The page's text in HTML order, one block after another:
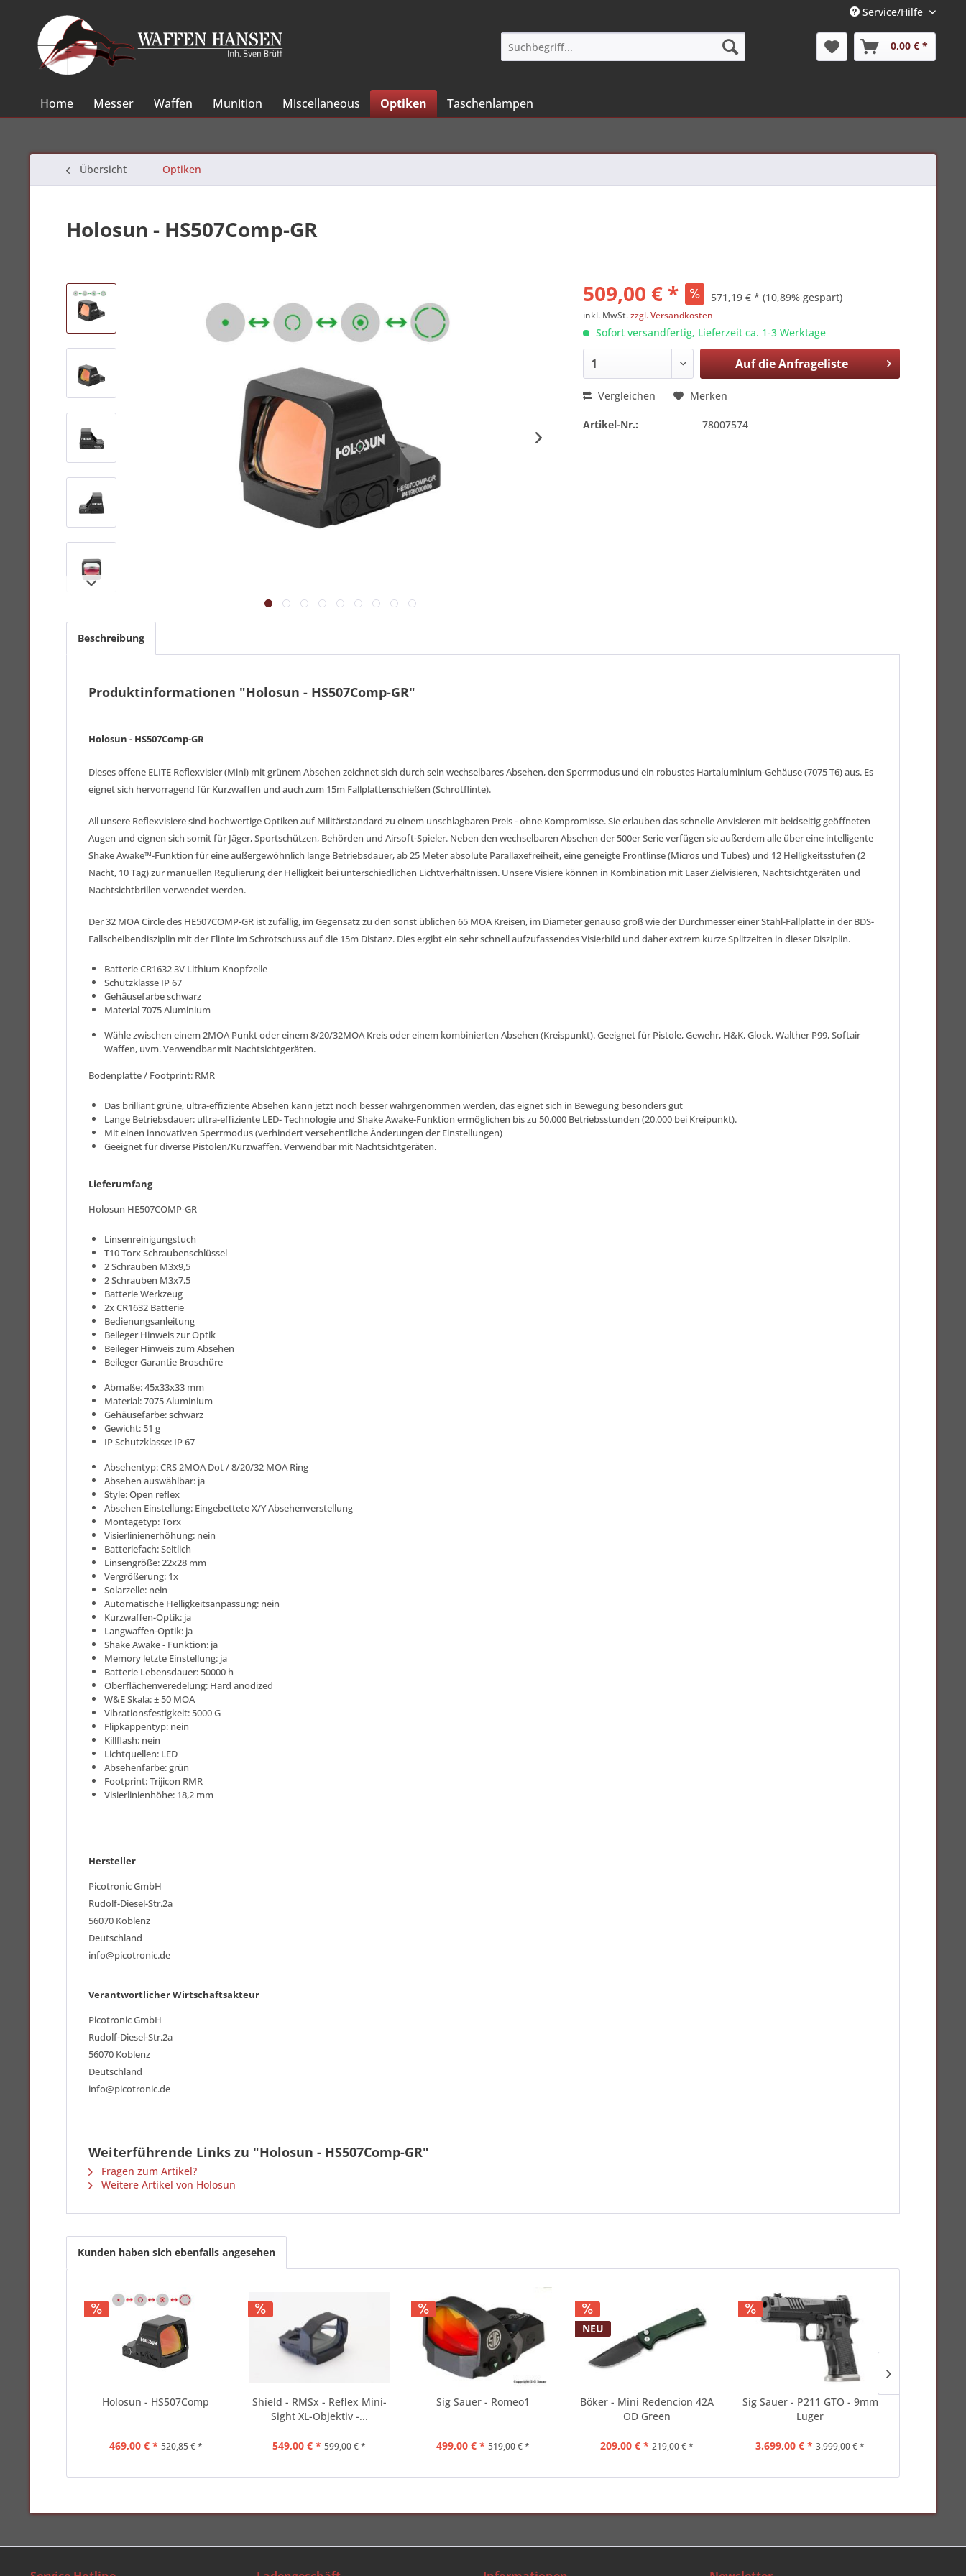
Service/Hilfe
0,00 € *
Home Messer Waffen Munition Miscellaneous Optiken Taschenlampen
Übersicht Optiken
Holosun - HS507Comp-GR
509,00 € * 571,19 € * (10,89% gespart)
inkl. MwSt.zzgl. Versandkosten
Sofort versandfertig, Lieferzeit ca. 1-3 Werktage
Auf dieAnfrageliste
Vergleichen Merken
Artikel-Nr.: 78007574
Beschreibung
Produktinformationen "Holosun - HS507Comp-GR"
Holosun - HS507Comp-GR
Dieses offene ELITE Reflexvisier (Mini) mit grünem Absehen zeichnet sich durch sein wechselbares Absehen, den Sperrmodus und ein robustes Hartaluminium-Gehäuse (7075 T6) aus. Es
eignet sich hervorragend für Kurzwaffen und auch zum 15m Fallplattenschießen (Schrotflinte).
All unsere Reflexvisiere sind hochwertige Optiken auf Militärstandard zu einem unschlagbaren Preis - ohne Kompromisse. Sie erlauben das schnelle Anvisieren mit beidseitig geöffneten
Augen und eignen sich somit für Jäger, Sportschützen, Behörden und Airsoft-Spieler. Neben den wechselbaren Absehen der 500er Serie verfügen sie außerdem alle über eine intelligente
Shake Awake™-Funktion für eine außergewöhnlich lange Betriebsdauer, ab 25 Meter absolute Parallaxefreiheit, eine geneigte Frontlinse (Micros und Tubes) und 12 Helligkeitsstufen (2
Nacht, 10 Tag) zur manuellen Regulierung der Helligkeit bei unterschiedlichen Lichtverhältnissen. Unsere Visiere können in Kombination mit Laser Zielvisieren, Nachtsichtgeräten und
Nachtsichtbrillen verwendet werden.
Der 32 MOA Circle des HE507COMP-GR ist zufällig, im Gegensatz zu den sonst üblichen 65 MOA Kreisen, im Diameter genauso groß wie der Durchmesser einer Stahl-Fallplatte in der BDS-
Fallscheibendisziplin mit der Flinte im Schrotschuss auf die 15m Distanz. Dies ergibt ein sehr schnell aufzufassendes Visierbild und daher extrem kurze Splitzeiten in dieser Disziplin.
Batterie CR1632 3V Lithium Knopfzelle
Schutzklasse IP 67
Gehäusefarbe schwarz
Material 7075 Aluminium
Wähle zwischen einem 2MOA Punkt oder einem 8/20/32MOA Kreis oder einem kombinierten Absehen (Kreispunkt). Geeignet für Pistole, Gewehr, H&K, Glock, Walther P99, Softair
Waffen, uvm. Verwendbar mit Nachtsichtgeräten.
Bodenplatte / Footprint: RMR
Das brilliant grüne, ultra-effiziente Absehen kann jetzt noch besser wahrgenommen werden, das eignet sich in Bewegung besonders gut
Lange Betriebsdauer: ultra-effiziente LED- Technologie und Shake Awake-Funktion ermöglichen bis zu 50.000 Betriebsstunden (20.000 bei Kreipunkt).
Mit einen innovativen Sperrmodus (verhindert versehentliche Änderungen der Einstellungen)
Geeignet für diverse Pistolen/Kurzwaffen. Verwendbar mit Nachtsichtgeräten.
Lieferumfang
Holosun HE507COMP-GR
Linsenreinigungstuch
T10 Torx Schraubenschlüssel
2 Schrauben M3x9,5
2 Schrauben M3x7,5
Batterie Werkzeug
2x CR1632 Batterie
Bedienungsanleitung
Beileger Hinweis zur Optik
Beileger Hinweis zum Absehen
Beileger Garantie Broschüre
Abmaße: 45x33x33 mm
Material: 7075 Aluminium
Gehäusefarbe: schwarz
Gewicht: 51 g
IP Schutzklasse: IP 67
Absehentyp: CRS 2MOA Dot / 8/20/32 MOA Ring
Absehen auswählbar: ja
Style: Open reflex
Absehen Einstellung: Eingebettete X/Y Absehenverstellung
Montagetyp: Torx
Visierlinienerhöhung: nein
Batteriefach: Seitlich
Linsengröße: 22x28 mm
Vergrößerung: 1x
Solarzelle: nein
Automatische Helligkeitsanpassung: nein
Kurzwaffen-Optik: ja
Langwaffen-Optik: ja
Shake Awake - Funktion: ja
Memory letzte Einstellung: ja
Batterie Lebensdauer: 50000 h
Oberflächenveredelung: Hard anodized
W&E Skala: ± 50 MOA
Vibrationsfestigkeit: 5000 G
Flipkappentyp: nein
Killflash: nein
Lichtquellen: LED
Absehenfarbe: grün
Footprint: Trijicon RMR
Visierlinienhöhe: 18,2 mm
Hersteller
Picotronic GmbH
Rudolf-Diesel-Str.2a
56070 Koblenz
Deutschland
info@picotronic.de
Verantwortlicher Wirtschaftsakteur
Picotronic GmbH
Rudolf-Diesel-Str.2a
56070 Koblenz
Deutschland
info@picotronic.de
Weiterführende Links zu "Holosun - HS507Comp-GR"
Fragen zum Artikel?
Weitere Artikel von Holosun
Kunden haben sich ebenfalls angesehen
Holosun - HS507Comp
469,00 € * 520,85 € *
Shield - RMSx - Reflex Mini-
Sight XL-Objektiv -...
549,00 € * 599,00 € *
Sig Sauer - Romeo1
499,00 € * 519,00 € *
NEU
Böker - Mini Redencion 42A
OD Green
209,00 € * 219,00 € *
Sig Sauer - P211 GTO - 9mm
Luger
3.699,00 € * 3.999,00 € *